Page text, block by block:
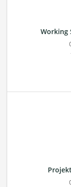
Working